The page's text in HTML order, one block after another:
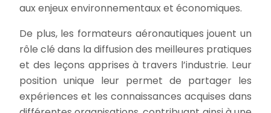
aux enjeux environnementaux et économiques.
De plus, les formateurs aéronautiques jouent un
rôle clé dans la diffusion des meilleures pratiques
et des leçons apprises à travers l’industrie. Leur
position unique leur permet de partager les
expériences et les connaissances acquises dans